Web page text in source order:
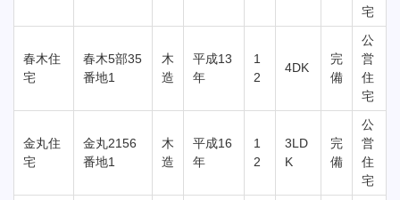
宅
春木住
宅
春木5部35
番地1
木
造
平成13
年
1
2
4DK
完
備
公
営
住
宅
金丸住
宅
金丸2156
番地1
木
造
平成16
年
1
2
3LD
K
完
備
公
営
住
宅